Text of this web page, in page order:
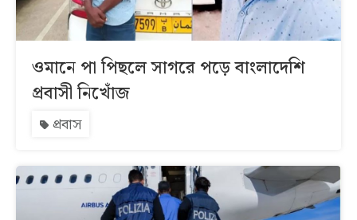
ওমানে পা পিছলে সাগরে পড়ে বাংলাদেশি
প্রবাসী নিখোঁজ
প্রবাস